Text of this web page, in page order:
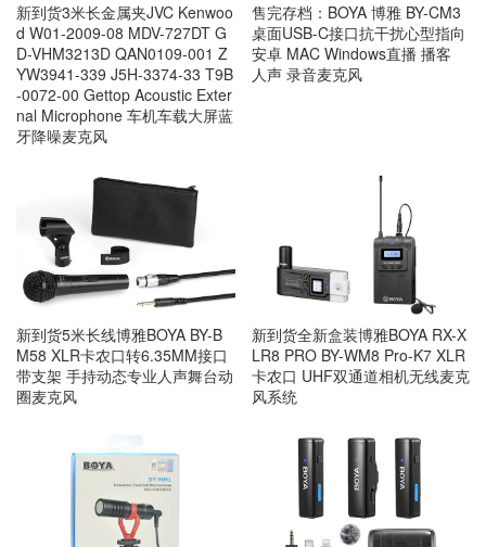
新到货3米长金属夹JVC Kenwoo
d W01-2009-08 MDV-727DT G
D-VHM3213D QAN0109-001 Z
YW3941-339 J5H-3374-33 T9B
-0072-00 Gettop Acoustic Exter
nal Microphone 车机车载大屏蓝
牙降噪麦克风
售完存档：BOYA 博雅 BY-CM3
桌面USB-C接口抗干扰心型指向
安卓 MAC Windows直播 播客
人声 录音麦克风
新到货5米长线博雅BOYA BY-B
M58 XLR卡农口转6.35MM接口
带支架 手持动态专业人声舞台动
圈麦克风
新到货全新盒装博雅BOYA RX-X
LR8 PRO BY-WM8 Pro-K7 XLR
卡农口 UHF双通道相机无线麦克
风系统